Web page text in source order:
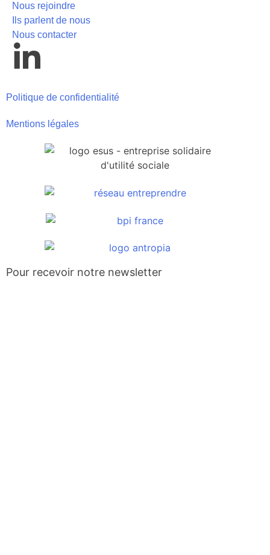
Nous rejoindre
Ils parlent de nous
Nous contacter
Politique de confidentialité
Mentions légales
Pour recevoir notre newsletter